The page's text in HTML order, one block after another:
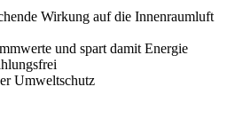
Wirkung auf die Innenraumluft
und spart damit Energie
Umweltschutz